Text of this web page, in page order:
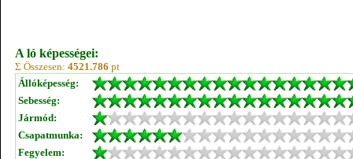
A ló képességei:
Σ Összesen: 4521.786 pt
Állóképesség:
Sebesség:
Jármód:
Csapatmunka:
Fegyelem: